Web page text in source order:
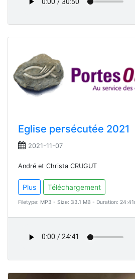
Eglise persécutée 2021
2021-11-07
André et Christa CRUGUT
Plus Téléchargement
Filetype: MP3 - Size: 33.1 MB - Duration: